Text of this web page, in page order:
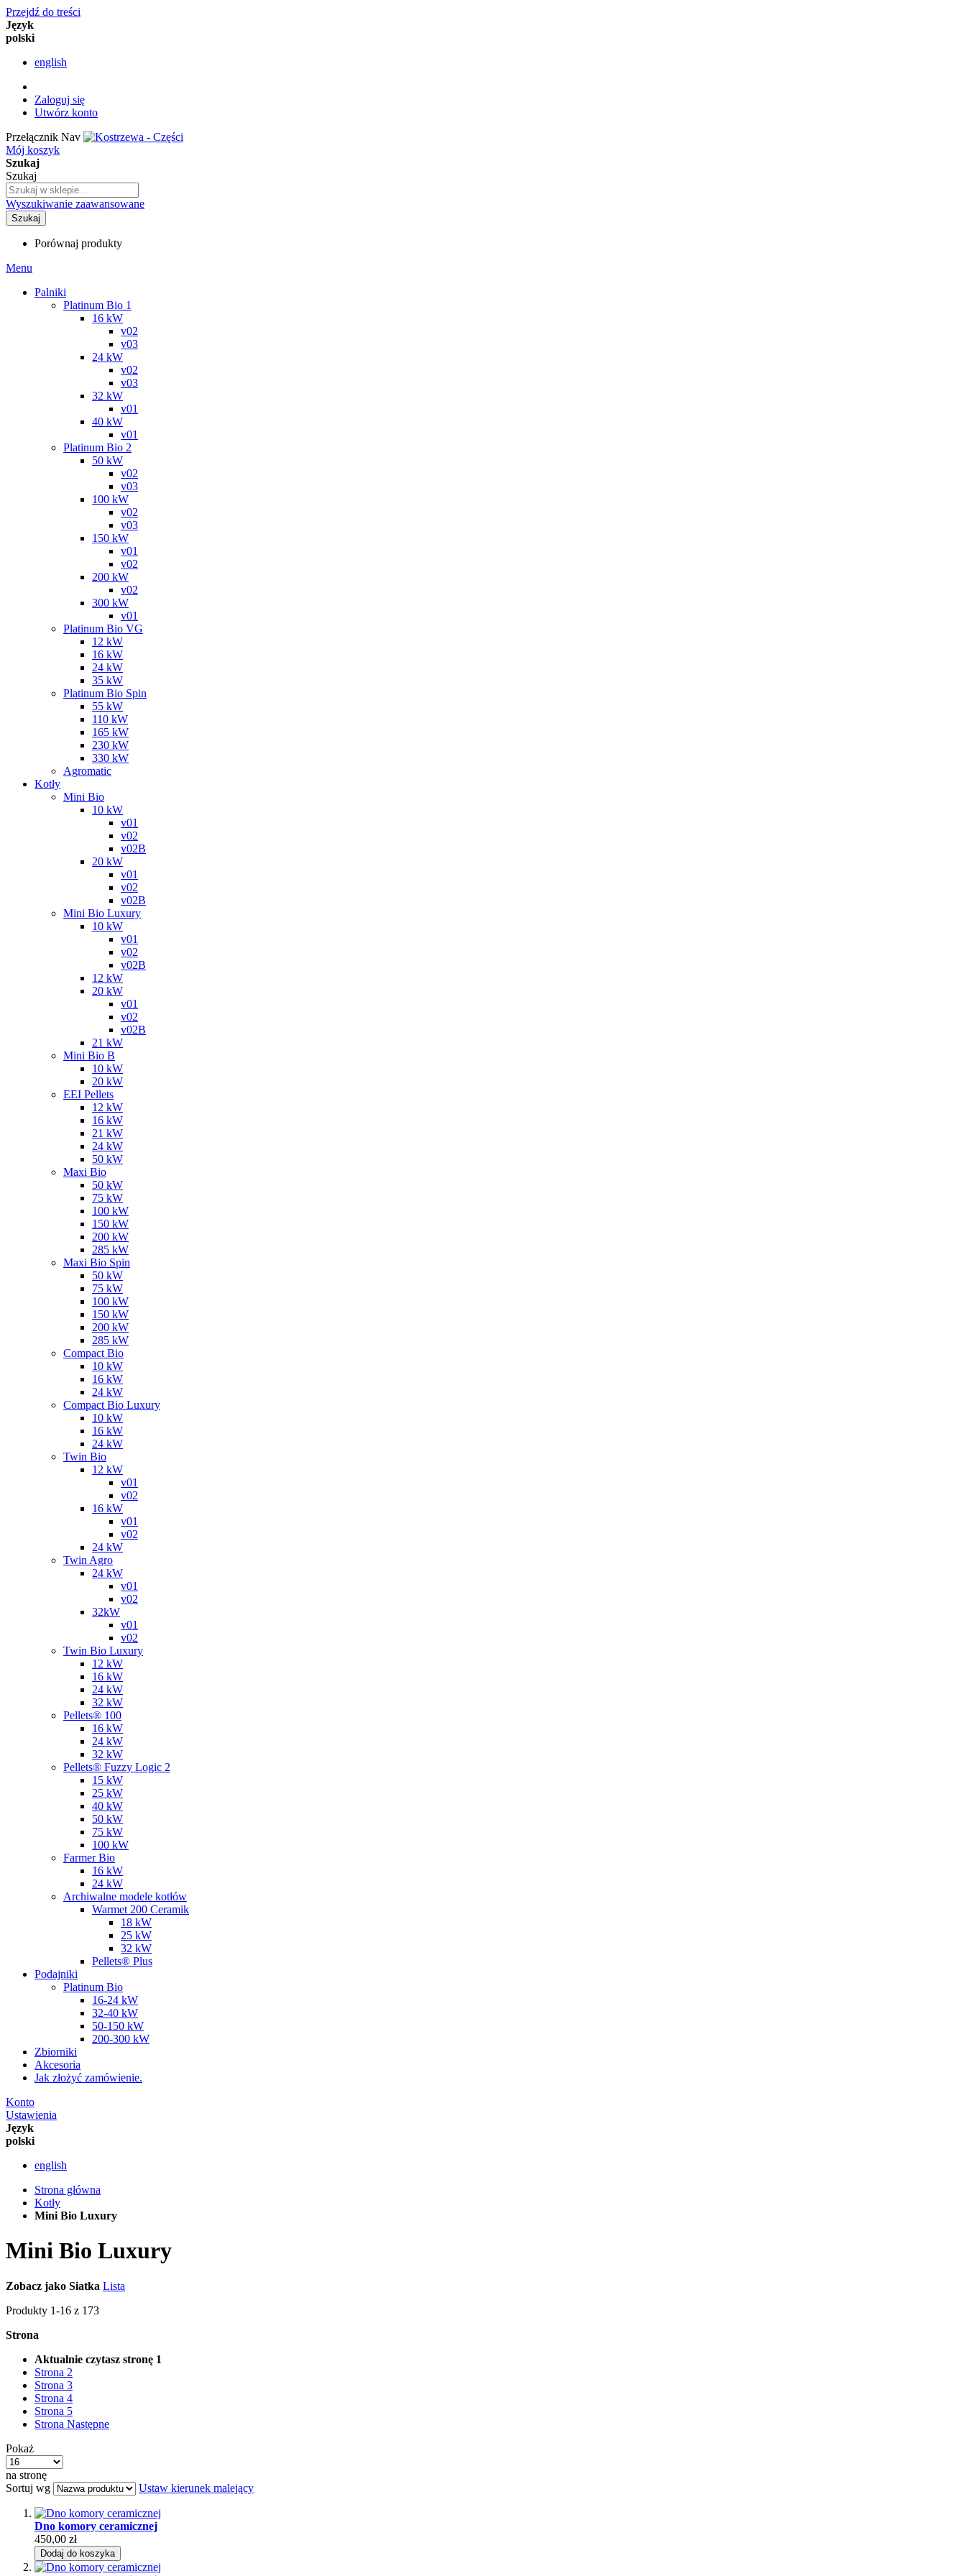
Przejdź do treści
Język
polski
english
Zaloguj się
Utwórz konto
Przełącznik Nav
Mój koszyk
Szukaj
Szukaj
Wyszukiwanie zaawansowane
Szukaj
Porównaj produkty
Menu
Palniki
Platinum Bio 1
16 kW
v02
v03
24 kW
v02
v03
32 kW
v01
40 kW
v01
Platinum Bio 2
50 kW
v02
v03
100 kW
v02
v03
150 kW
v01
v02
200 kW
v02
300 kW
v01
Platinum Bio VG
12 kW
16 kW
24 kW
35 kW
Platinum Bio Spin
55 kW
110 kW
165 kW
230 kW
330 kW
Agromatic
Kotły
Mini Bio
10 kW
v01
v02
v02B
20 kW
v01
v02
v02B
Mini Bio Luxury
10 kW
v01
v02
v02B
12 kW
20 kW
v01
v02
v02B
21 kW
Mini Bio B
10 kW
20 kW
EEI Pellets
12 kW
16 kW
21 kW
24 kW
50 kW
Maxi Bio
50 kW
75 kW
100 kW
150 kW
200 kW
285 kW
Maxi Bio Spin
50 kW
75 kW
100 kW
150 kW
200 kW
285 kW
Compact Bio
10 kW
16 kW
24 kW
Compact Bio Luxury
10 kW
16 kW
24 kW
Twin Bio
12 kW
v01
v02
16 kW
v01
v02
24 kW
Twin Agro
24 kW
v01
v02
32kW
v01
v02
Twin Bio Luxury
12 kW
16 kW
24 kW
32 kW
Pellets® 100
16 kW
24 kW
32 kW
Pellets® Fuzzy Logic 2
15 kW
25 kW
40 kW
50 kW
75 kW
100 kW
Farmer Bio
16 kW
24 kW
Archiwalne modele kotłów
Warmet 200 Ceramik
18 kW
25 kW
32 kW
Pellets® Plus
Podajniki
Platinum Bio
16-24 kW
32-40 kW
50-150 kW
200-300 kW
Zbiorniki
Akcesoria
Jak złożyć zamówienie.
Konto
Ustawienia
Język
polski
english
Strona główna
Kotły
Mini Bio Luxury
Mini Bio Luxury
Zobacz jako Siatka Lista
Produkty 1-16 z 173
Strona
Aktualnie czytasz stronę 1
Strona 2
Strona 3
Strona 4
Strona 5
Strona Następne
Pokaż
na stronę
Sortuj wg
Ustaw kierunek malejący
Dno komory ceramicznej
450,00 zł
Dodaj do koszyka